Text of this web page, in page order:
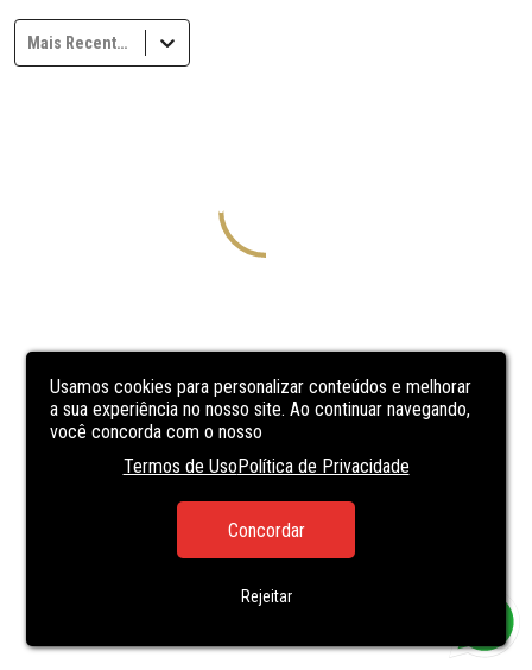
Usamos cookies para personalizar conteúdos e melhorar
a sua experiência no nosso site. Ao continuar navegando,
você concorda com o nosso
Termos de UsoPolítica de Privacidade
Concordar
Rejeitar
Mais Recentes